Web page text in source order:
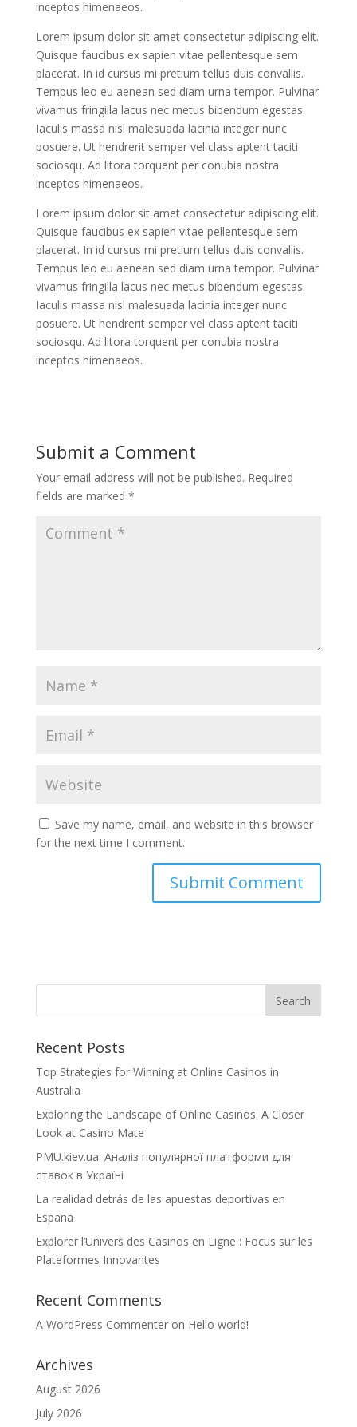
inceptos himenaeos.
Lorem ipsum dolor sit amet consectetur adipiscing elit.
Quisque faucibus ex sapien vitae pellentesque sem
placerat. In id cursus mi pretium tellus duis convallis.
Tempus leo eu aenean sed diam urna tempor. Pulvinar
vivamus fringilla lacus nec metus bibendum egestas.
Iaculis massa nisl malesuada lacinia integer nunc
posuere. Ut hendrerit semper vel class aptent taciti
sociosqu. Ad litora torquent per conubia nostra
inceptos himenaeos.
Lorem ipsum dolor sit amet consectetur adipiscing elit.
Quisque faucibus ex sapien vitae pellentesque sem
placerat. In id cursus mi pretium tellus duis convallis.
Tempus leo eu aenean sed diam urna tempor. Pulvinar
vivamus fringilla lacus nec metus bibendum egestas.
Iaculis massa nisl malesuada lacinia integer nunc
posuere. Ut hendrerit semper vel class aptent taciti
sociosqu. Ad litora torquent per conubia nostra
inceptos himenaeos.
Submit a Comment
Your email address will not be published. Required
fields are marked *
Save my name, email, and website in this browser
for the next time I comment.
Recent Posts
Top Strategies for Winning at Online Casinos in
Australia
Exploring the Landscape of Online Casinos: A Closer
Look at Casino Mate
PMU.kiev.ua: Аналіз популярної платформи для
ставок в Україні
La realidad detrás de las apuestas deportivas en
España
Explorer l’Univers des Casinos en Ligne : Focus sur les
Plateformes Innovantes
Recent Comments
A WordPress Commenteron Hello world!
Archives
August 2026
July 2026